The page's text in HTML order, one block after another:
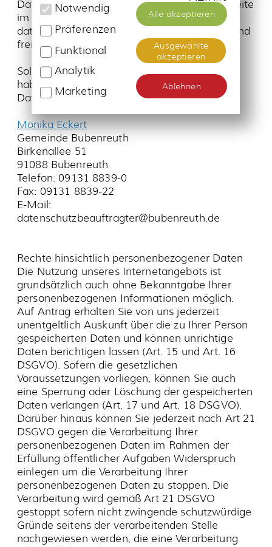
Monika Eckert
Gemeinde Bubenreuth
Birkenallee 51
91088 Bubenreuth
Telefon: 09131 8839-0
Fax: 09131 8839-22
E-Mail:
datenschutzbeauftragter@bubenreuth.de
Die Nutzung unseres Internetangebots ist
grundsätzlich auch ohne Bekanntgabe Ihrer
personenbezogenen Informationen möglich.
Auf Antrag erhalten Sie von uns jederzeit
unentgeltlich Auskunft über die zu Ihrer Person
gespeicherten Daten und können unrichtige
Daten berichtigen lassen (Art. 15 und Art. 16
DSGVO). Sofern die gesetzlichen
Voraussetzungen vorliegen, können Sie auch
eine Sperrung oder Löschung der gespeicherten
Daten verlangen (Art. 17 und Art. 18 DSGVO).
Darüber hinaus können Sie jederzeit nach Art 21
einlegen um die Verarbeitung Ihrer
personenbezogenen Daten zu stoppen. Die
Verarbeitung wird gemäß Art 21 DSGVO
gestoppt sofern nicht zwingende schutzwürdige
Gründe seitens der verarbeitenden Stelle
nachgewiesen werden, die eine Verarbeitung
erforderlich machen.
Zustimmung (Einwilligung) zur Erhebung,
Nutzung und Verarbeitung personenbezogener
Daten
Außerhalb gesetzlicher Verpflichtungen dürfen
personenbezogene Daten nur mit (und im
Rahmen) Ihrer Zustimmung erhoben, genutzt
oder verarbeitet werden. Um dies zu
gewährleisten, können Sie, während der
Nutzung unseres Internetangebots, an
verschiedenen Stellen aufgefordert werden,
unseren Datenschutzbestimmungen, oder der
Verarbeitung Ihrer Daten zu einem bestimmten
Zweck (z.B. Kontaktaufnahme mittels
Kontaktformular) zuzustimmen. Aus der Nicht-
Einwilligung oder einem Widerruf
darf Ihnen kein Nachteil entstehen. Ein Widerruf
kann nur mit Wirkung für die Zukunft erklärt
werden.
Einwilligung durch Minderjährige
Personen unter 18 Jahren sollten ohne
Zustimmung der Erziehungsberechtigten keine